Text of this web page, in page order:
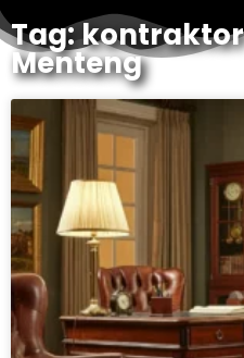
Tag:
Menteng